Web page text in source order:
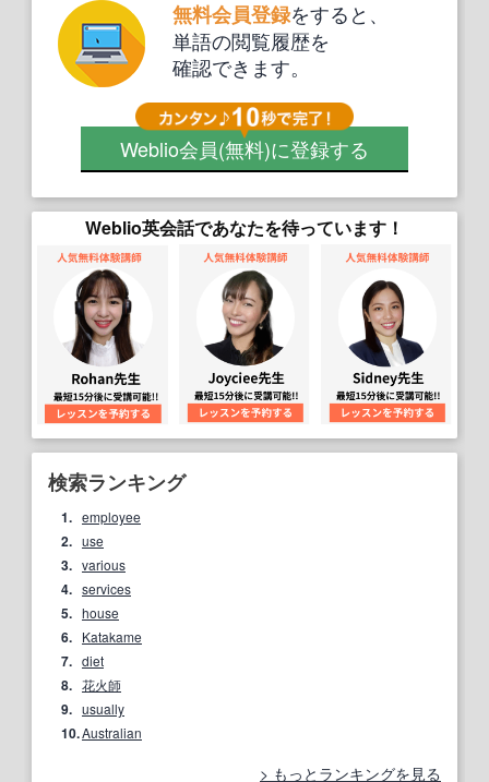
無料会員登録をすると、
単語の閲覧履歴を
確認できます。
Weblio会員(無料)に登録する
Weblio英会話であなたを待っています！
検索ランキング
1. employee
2. use
3. various
4. services
5. house
6. Katakame
7. diet
8. 花火師
9. usually
10.Australian
もっとランキングを見る